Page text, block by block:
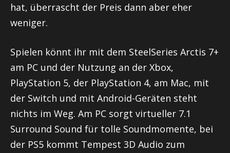
hat, überrascht der Preis dann aber eher
weniger.
Spielen könnt ihr mit dem SteelSeries Arctis 7+
am PC und der Nutzung an der Xbox,
PlayStation 5, der PlayStation 4, am Mac, mit
der Switch und mit Android-Geräten steht
nichts im Weg. Am PC sorgt virtueller 7.1
Surround Sound für tolle Soundmomente, bei
der PS5 kommt Tempest 3D Audio zum